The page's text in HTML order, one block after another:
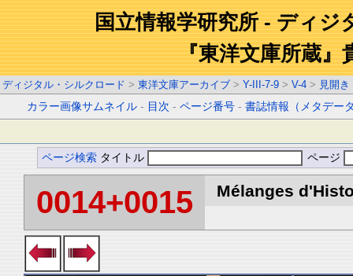
国立情報学研究所 - ディジ
『東洋文庫所蔵』
ディジタル・シルクロード > 東洋文庫アーカイブ > Y-III-7-9 > V-4 > 見開き
カラー画像サムネイル - 目次 -ページ番号 -書誌情報（メタデー
ページ検索 タイトル ページ
0014+0015 Mélanges